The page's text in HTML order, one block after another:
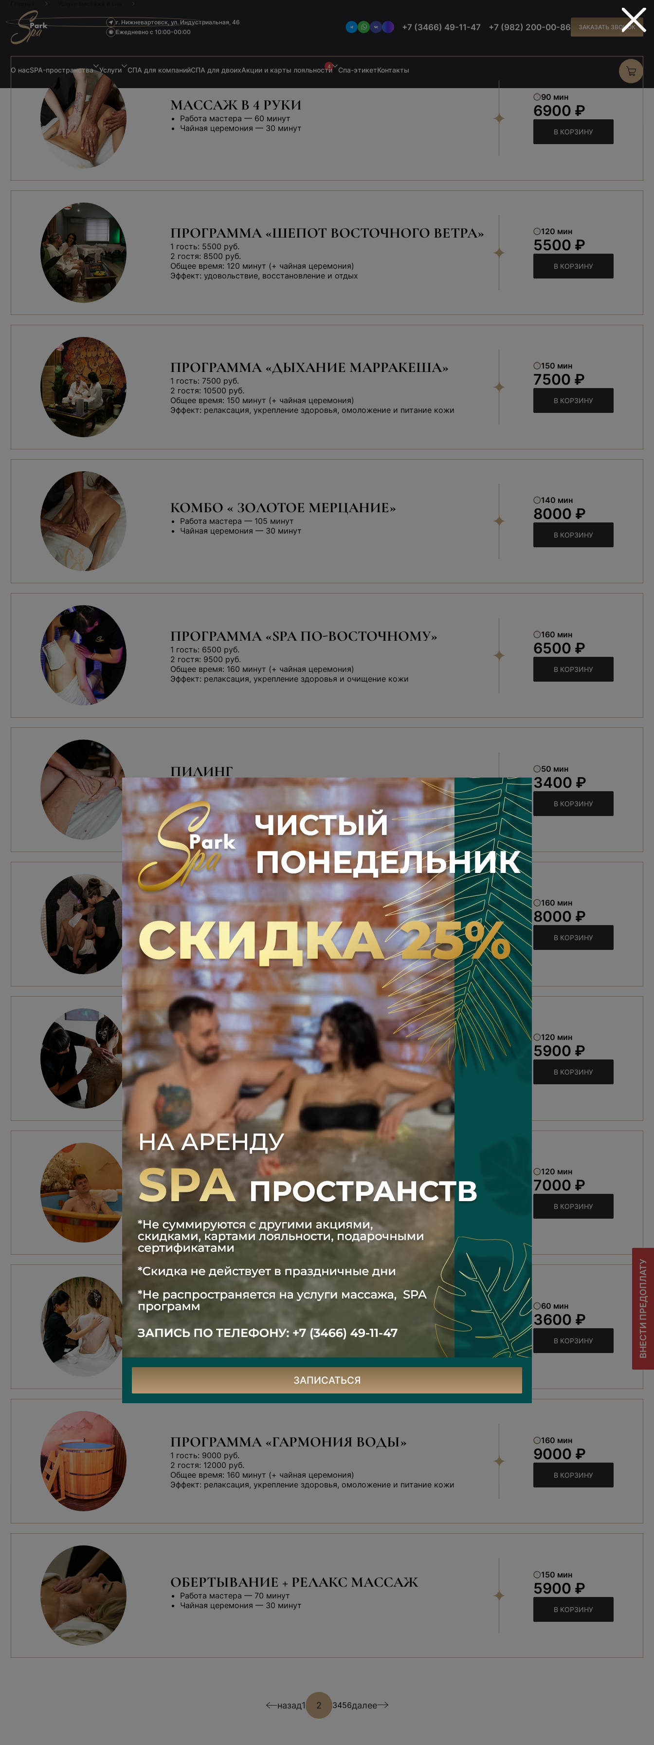
г. Нижневартовск, ул. Индустриальная, 46
Ежедневно с 10:00-00:00
+7 (3466) 49-11-47 +7 (982) 200-00-86 ЗАКАЗАТЬ ЗВОНОК
О насSPA-пространства Услуги СПА для компанийСПА для двоихАкции и карты лояльности
4 Спа-этикетКонтакты
МАССАЖ В 4 РУКИ
Работа мастера — 60 минут
Чайная церемония — 30 минут
90 мин
6900 ₽
В КОРЗИНУ
ПРОГРАММА «ШЕПОТ ВОСТОЧНОГО ВЕТРА»
1 гость: 5500 руб.
2 гостя: 8500 руб.
Общее время: 120 минут (+ чайная церемония)
Эффект: удовольствие, восстановление и отдых
120 мин
5500 ₽
В КОРЗИНУ
ПРОГРАММА «ДЫХАНИЕ МАРРАКЕША»
1 гость: 7500 руб.
2 гостя: 10500 руб.
Общее время: 150 минут (+ чайная церемония)
Эффект: релаксация, укрепление здоровья, омоложение и питание кожи
150 мин
7500 ₽
В КОРЗИНУ
КОМБО « ЗОЛОТОЕ МЕРЦАНИЕ»
Работа мастера — 105 минут
Чайная церемония — 30 минут
140 мин
8000 ₽
В КОРЗИНУ
ПРОГРАММА «SPA ПО-ВОСТОЧНОМУ»
1 гость: 6500 руб.
2 гостя: 9500 руб.
Общее время: 160 минут (+ чайная церемония)
Эффект: релаксация, укрепление здоровья и очищение кожи
160 мин
6500 ₽
В КОРЗИНУ
ПИЛИНГ
Ароматный скраб для тела на выбор
Работа мастера — 10 минут
Чайная церемония — 30 минут
50 мин
3400 ₽
В КОРЗИНУ
ПРОГРАММА «ТЫСЯЧА И ОДНА НОЧЬ»
1 гость: 8000 руб.
2 гостя: 11000 руб.
Общее время: 160 минут (+ чайная церемония)
Эффект: полное расслабление, чувство душевного наслаждения и гармония
всего тела
160 мин
8000 ₽
В КОРЗИНУ
ПИЛИНГ + МАССАЖ
Работа мастера — 70 минут
Чайная церемония — 30 минут
120 мин
5900 ₽
В КОРЗИНУ
ПРОГРАММА «ОБЬЯТИЯ АФРОДИТЫ»
1 гость: 7000 руб.
2 гостя: 10000 руб.
Общее время: 120 минут (+ чайная церемония)
Эффект: расслабление, чувство душевного наслаждения и тонус всего тела
120 мин
7000 ₽
В КОРЗИНУ
ОБЕРТЫВАНИЕ
Ароматная маска для тела на выбор
Работа мастера — 10 минут
Чайная церемония — 30 минут
60 мин
3600 ₽
В КОРЗИНУ
ПРОГРАММА «ГАРМОНИЯ ВОДЫ»
1 гость: 9000 руб.
2 гостя: 12000 руб.
Общее время: 160 минут (+ чайная церемония)
Эффект: релаксация, укрепление здоровья, омоложение и питание кожи
160 мин
9000 ₽
В КОРЗИНУ
ОБЕРТЫВАНИЕ + РЕЛАКС МАССАЖ
Работа мастера — 70 минут
Чайная церемония — 30 минут
150 мин
5900 ₽
В КОРЗИНУ
назад1 2 3456далее
ЗАПИСАТЬСЯ
ВНЕСТИ ПРЕДОПЛАТУ